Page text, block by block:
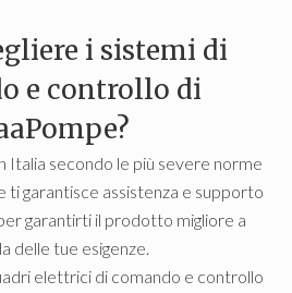
i sistemi di
e controllo di
Italia secondo le più severe norme
ti garantisce assistenza e supporto
garantirti il prodotto migliore a
delle tue esigenze.
elettrici di comando e controllo